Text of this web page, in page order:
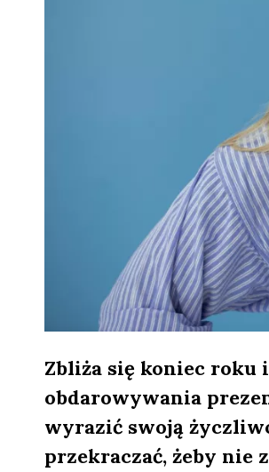
Zbliża się koniec roku
obdarowywania
wyrazić swoją
przekraczać, żeby nie